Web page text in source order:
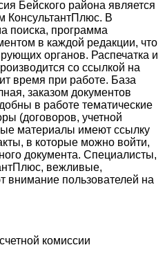
Бейского района является
КонсультантПлюс. В
поиска, программа
в каждой редакции, что
органов. Распечатка и
со ссылкой на
время при работе. База
заказом документов
в работе тематические
(договоров, учетной
материалы имеют ссылку
в которые можно войти,
документа. Специалисты,
вежливые,
внимание пользователей на
комиссии